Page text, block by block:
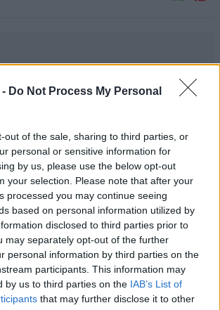
- Do Not Process My Personal
out of the sale, sharing to third parties, or
personal or sensitive information for
by us, please use the below opt-out
your selection. Please note that after your
processed you may continue seeing
based on personal information utilized by
disclosed to third parties prior to
may separately opt-out of the further
personal information by third parties on the
participants. This information may
by us to third parties on the IAB’s List of
that may further disclose it to other
21·04·2024 07:26
κάνει 50 εκατομμύρια ,θέλει κ ένας